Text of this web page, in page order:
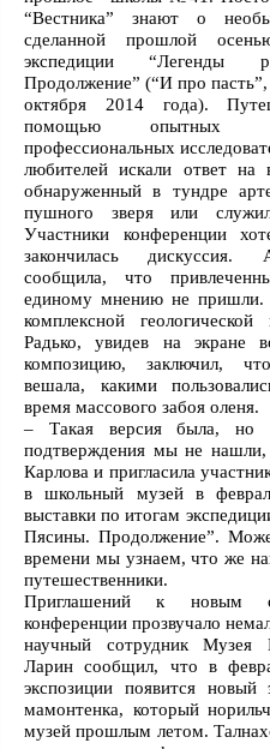
“Вестника” знают о
сделанной прошлой
экспедиции “Легенды
Продолжение” (“И про
октября 2014 года).
помощью опытных
профессиональных
любителей искали ответ
обнаруженный в тундре
пушного зверя или
Участники конференции
закончилась дискуссия.
сообщила, что
единому мнению не пришли.
комплексной
Радько, увидев на экране
композицию, заключил,
вешала, какими
время массового забоя оленя.
– Такая версия была, но
подтверждения мы не нашли,
Карлова и пригласила
в школьный музей в
выставки по итогам
Пясины. Продолжение”.
времени мы узнаем, что же
путешественники.
Приглашений к новым
конференции прозвучало
научный сотрудник
Ларин сообщил, что в
экспозиции появится новый
мамонтенка, который
музей прошлым летом.